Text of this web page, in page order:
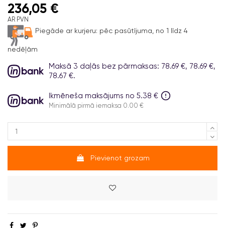
236,05 €
AR PVN
Piegāde ar kurjeru: pēc pasūtījuma, no 1 līdz 4
nedēļām
Maksā 3 daļās bez pārmaksas: 78.69 €, 78.69 €,
78.67 €.
Ikmēneša maksājums no 5.38 €
Minimālā pirmā iemaksa 0.00 €
Pievienot grozam